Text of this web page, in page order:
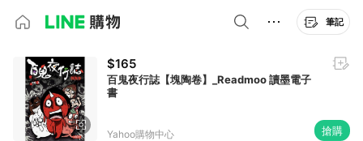
筆記
$165
百鬼夜行誌【塊陶卷】_Readmoo 讀墨電子
書
Yahoo購物中心 搶購